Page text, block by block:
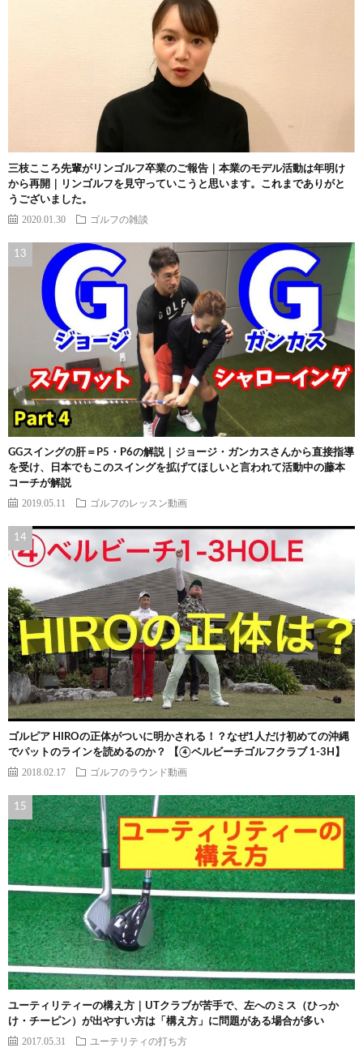
三枝こころ先輩がリンゴルフ卒業のご報告｜本業のモデル活動は年明け
から再開｜リンゴルフを見守っていこうと思います。これまでありがと
うございました。
2020.01.30 ゴルフの雑談
GGスイングの肝＝P5・P6の解説｜ジョージ・ガンカスさんから直接指導
を受け、日本でもこのスイングを拡げてほしいと言われて活動中の藤本
コーチが解説
2019.05.11 ゴルフのレッスン動画
ゴルピア HIROの正体がついに明かされる！？なぜ1人だけ初めての沖縄
でパットのラインを読めるのか？ 【④ベルビーチゴルフクラブ 1-3H】
2018.02.17 ゴルフのラウンド動画
ユーティリティーの構え方｜UTクラブが苦手で、左へのミス（ひっか
け・チーピン）が出やすい方は「構え方」に問題がある場合が多い
2017.05.31 ユーテリティの打ち方